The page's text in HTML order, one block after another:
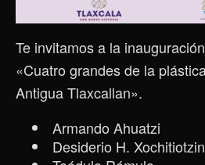
Te invitamos a la
«Cuatro grandes de la
Antigua Tlaxcallan».
Armando Ahuatzi
Desiderio H.